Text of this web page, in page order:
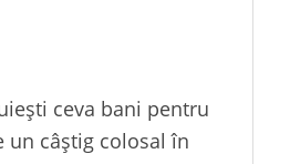
ceva bani pentru
un câștig colosal în